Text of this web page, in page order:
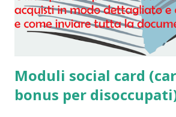
Moduli social card
bonus per